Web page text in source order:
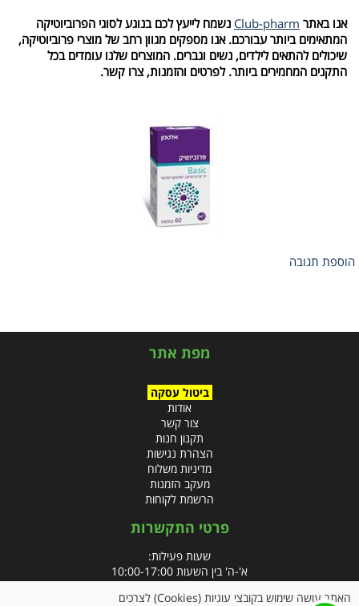
אנו באתר Club-pharm נשמח לייעץ לכם בנוגע לסוגי הפרוביוטיקה
המתאימים ביותר עבורכם. אנו מספקים מגוון רחב של מוצרי פרוביוטיקה,
שיכולים להתאים לילדים, נשים וגברים. המוצרים שלנו עומדים בכל
התקנים המחמירים ביותר. לפרטים והזמנות, צרו קשר.
הוספת תגובה
מפת אתר
ביטול עסקה
אודות
צור קשר
תקנון חנות
הצהרת נגישות
מדיניות משלוח
מעקב הזמנות
הרשמת לקוחות
פרטי התקשרות
שעות פעילות:
א'-ה' בין השעות 10:00-17:00
האתר עושה שימוש בקובצי עוגיות (Cookies) לצרכים